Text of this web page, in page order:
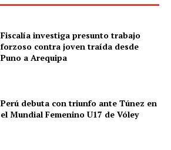
Fiscalía investiga presunto trabajo
forzoso contra joven traída desde
Puno a Arequipa
Perú debuta con triunfo ante Túnez en
el Mundial Femenino U17 de Vóley